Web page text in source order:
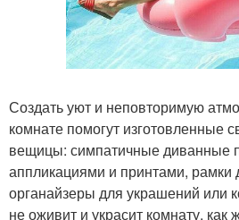
Создать уют и неповторимую
комнате помогут изготовленные
вещицы: симпатичные диванные
аппликациями и принтами, рамки
органайзеры для украшений или
не оживит и украсит комнату,